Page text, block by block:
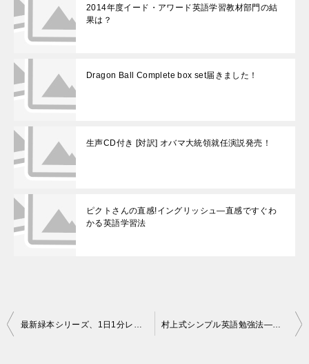
2014年度イード・アワード英語学習教材部門の結
果は？
Dragon Ball Complete box set届きました！
生声CD付き [対訳] オバマ大統領就任演説発売！
ピクトさんの直感!イングリッシュ―直感ですぐわ
かる英語学習法
投